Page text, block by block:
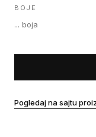
BOJE
... boja
Pogledaj na sajtu